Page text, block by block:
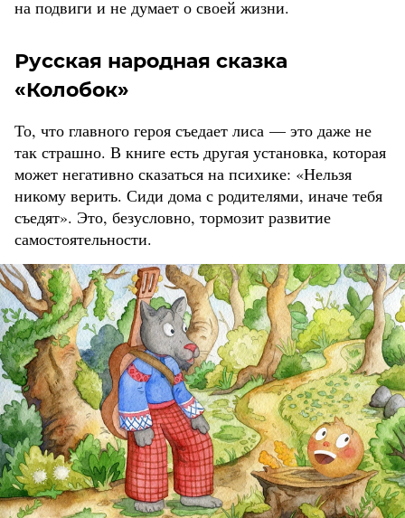
на подвиги и не думает о своей жизни.
Русская народная сказка
«Колобок»
То, что главного героя съедает лиса — это даже не
так страшно. В книге есть другая установка, которая
может негативно сказаться на психике: «Нельзя
никому верить. Сиди дома с родителями, иначе тебя
съедят». Это, безусловно, тормозит развитие
самостоятельности.